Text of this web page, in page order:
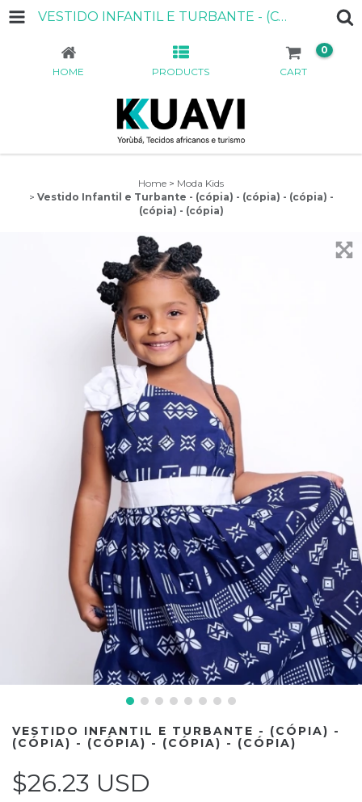
VESTIDO INFANTIL E TURBANTE - (CÓPIA) - (CÓPIA) - (CÓPIA) - (CÓPIA) - (CÓPIA)
HOME PRODUCTS CART
0
Home > Moda Kids
> Vestido Infantil e Turbante - (cópia) - (cópia) - (cópia) -
(cópia) - (cópia)
VESTIDO INFANTIL E TURBANTE - (CÓPIA) -
(CÓPIA) - (CÓPIA) - (CÓPIA) - (CÓPIA)
$26.23 USD